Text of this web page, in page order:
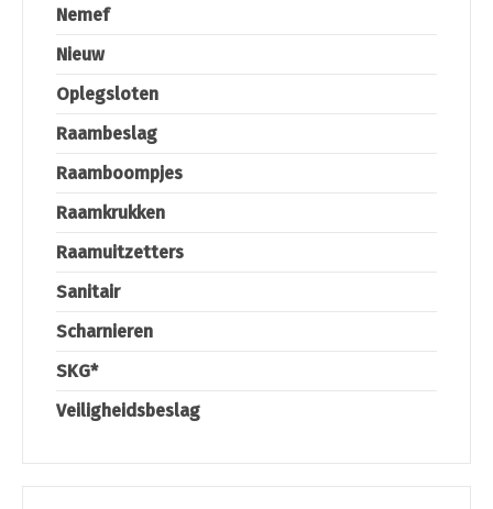
Nemef
Nieuw
Oplegsloten
Raambeslag
Raamboompjes
Raamkrukken
Raamuitzetters
Sanitair
Scharnieren
SKG*
Veiligheidsbeslag